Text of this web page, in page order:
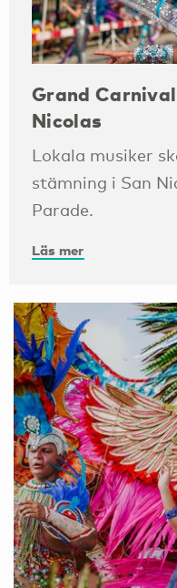
Grand
Nicolas
Lokala musiker
stämning i San
Parade.
Läs mer